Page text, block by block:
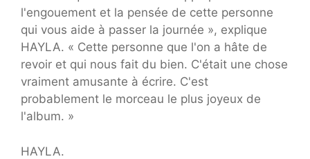
l'engouement et la pensée de cette personne
qui vous aide à passer la journée », explique
HAYLA. « Cette personne que l'on a hâte de
revoir et qui nous fait du bien. C'était une chose
vraiment amusante à écrire. C'est
probablement le morceau le plus joyeux de
l'album. »
HAYLA.